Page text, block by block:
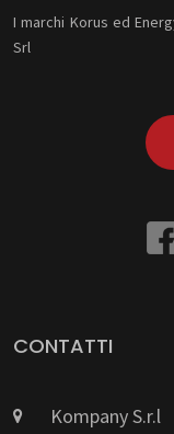
I marchi Korus ed
Srl
CONTATTI
Kompany S.r.l